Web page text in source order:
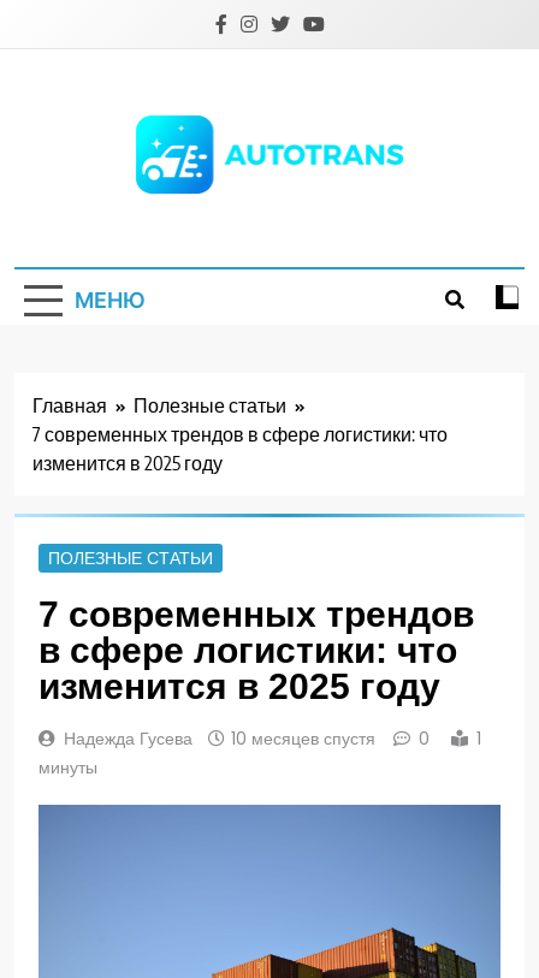
МЕНЮ
Главная
Полезные статьи
7 современных трендов в сфере логистики: что
изменится в 2025 году
ПОЛЕЗНЫЕ СТАТЬИ
7 современных трендов
в сфере логистики: что
изменится в 2025 году
Надежда Гусева 10 месяцев спустя 0
1
минуты